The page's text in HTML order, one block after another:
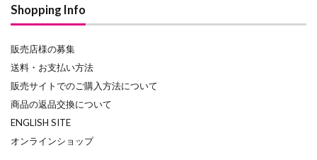
Shopping Info
販売店様の募集
送料・お支払い方法
販売サイトでのご購入方法について
商品の返品交換について
ENGLISH SITE
オンラインショップ